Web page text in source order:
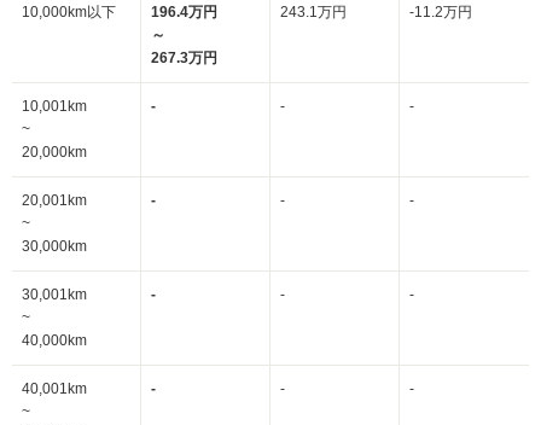
10,000km以下
196.4万円
～
267.3万円
243.1万円 -11.2万円
10,001km
~
20,000km
- - -
20,001km
~
30,000km
- - -
30,001km
~
40,000km
- - -
40,001km
~
- - -